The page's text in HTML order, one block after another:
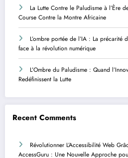
La Lutte Contre le Paludisme à l’Ère
Course Contre la Montre Africaine
L’ombre portée de l’IA : La
face à la révolution numérique
L’Ombre du Paludisme : Quand
Redéfinissent la Lutte
Recent Comments
Révolutionner L’Accessibilité Web
AccessGuru : Une Nouvelle Approche